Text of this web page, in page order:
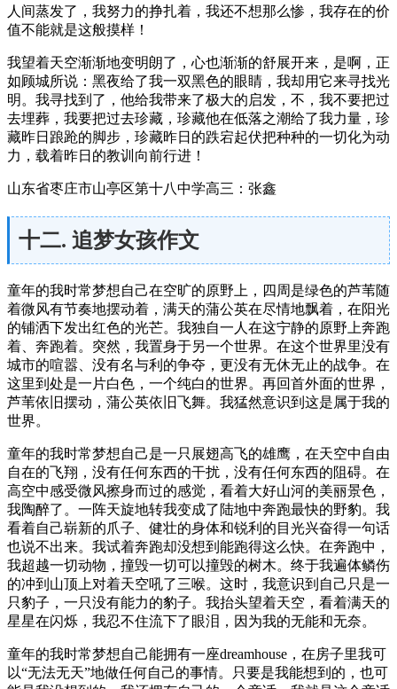
人间蒸发了，我努力的挣扎着，我还不想那么惨，我存在的价
值不能就是这般摸样！
我望着天空渐渐地变明朗了，心也渐渐的舒展开来，是啊，正
如顾城所说：黑夜给了我一双黑色的眼睛，我却用它来寻找光
明。我寻找到了，他给我带来了极大的启发，不，我不要把过
去埋葬，我要把过去珍藏，珍藏他在低落之潮给了我力量，珍
藏昨日踉跄的脚步，珍藏昨日的跌宕起伏把种种的一切化为动
力，载着昨日的教训向前行进！
山东省枣庄市山亭区第十八中学高三：张鑫
十二. 追梦女孩作文
童年的我时常梦想自己在空旷的原野上，四周是绿色的芦苇随
着微风有节奏地摆动着，满天的蒲公英在尽情地飘着，在阳光
的铺洒下发出红色的光芒。我独自一人在这宁静的原野上奔跑
着、奔跑着。突然，我置身于另一个世界。在这个世界里没有
城市的喧嚣、没有名与利的争夺，更没有无休无止的战争。在
这里到处是一片白色，一个纯白的世界。再回首外面的世界，
芦苇依旧摆动，蒲公英依旧飞舞。我猛然意识到这是属于我的
世界。
童年的我时常梦想自己是一只展翅高飞的雄鹰，在天空中自由
自在的飞翔，没有任何东西的干扰，没有任何东西的阻碍。在
高空中感受微风擦身而过的感觉，看着大好山河的美丽景色，
我陶醉了。一阵天旋地转我变成了陆地中奔跑最快的野豹。我
看着自己崭新的爪子、健壮的身体和锐利的目光兴奋得一句话
也说不出来。我试着奔跑却没想到能跑得这么快。在奔跑中，
我超越一切动物，撞毁一切可以撞毁的树木。终于我遍体鳞伤
的冲到山顶上对着天空吼了三喉。这时，我意识到自己只是一
只豹子，一只没有能力的豹子。我抬头望着天空，看着满天的
星星在闪烁，我忍不住流下了眼泪，因为我的无能和无奈。
童年的我时常梦想自己能拥有一座dreamhouse，在房子里我可
以“无法无天”地做任何自己的事情。只要是我能想到的，也可